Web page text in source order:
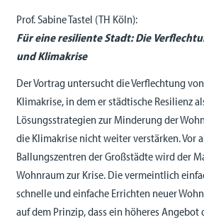
Prof. Sabine Tastel (TH Köln):
Für eine resiliente Stadt: Die
und Klimakrise
Der Vortrag untersucht die Verflechtung
Klimakrise, in dem er städtische Resilienz
Lösungsstrategien zur Minderung der
die Klimakrise nicht weiter verstärken. Vor
Ballungszentren der Großstädte wird der
Wohnraum zur Krise. Die vermeintlich
schnelle und einfache Errichten neuer
auf dem Prinzip, dass ein höheres Angebot